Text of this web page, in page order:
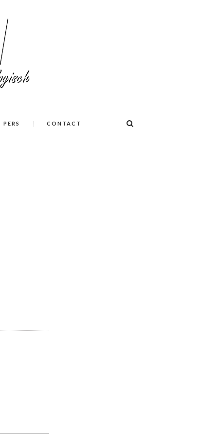
PERS CONTACT